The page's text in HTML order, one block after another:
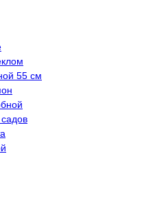
55 см